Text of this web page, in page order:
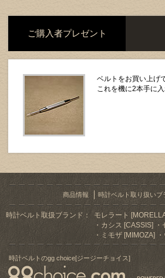
ご購入者プレゼント
ベルトをお買い上げ
これを機に2本手に
商品情報 時計ベルト取り扱いブ
時計ベルト取扱ブランド： モレラート
カシス [CASSIS]
ミモザ [MIMOZA]
時計ベルトのgg choice[ジージーチョイス]